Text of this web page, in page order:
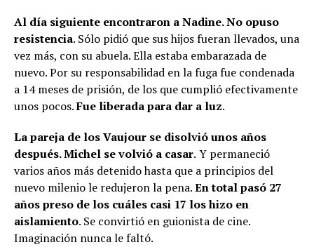
Al día siguiente encontraron a Nadine. No opuso
resistencia. Sólo pidió que sus hijos fueran llevados, una
vez más, con su abuela. Ella estaba embarazada de
nuevo. Por su responsabilidad en la fuga fue condenada
a 14 meses de prisión, de los que cumplió efectivamente
unos pocos.Fue liberada para dar a luz.
La pareja de los Vaujour se disolvió unos años
después. Michel se volvió a casar. Y permaneció
varios años más detenido hasta que a principios del
nuevo milenio le redujeron la pena.En total pasó 27
años preso de los cuáles casi 17 los hizo en
aislamiento. Se convirtió en guionista de cine.
Imaginación nunca le faltó.